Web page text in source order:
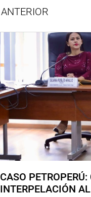
ANTERIOR
CASO
INTERPELACIÓN